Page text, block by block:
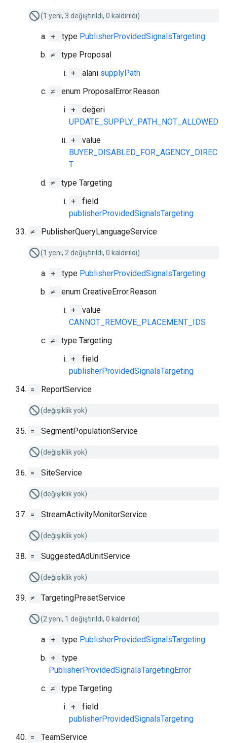
(1 yeni, 3 değiştirildi, 0 kaldırıldı)
+ type PublisherProvidedSignalsTargeting
≠
type Proposal
+
alanı supplyPath
≠
enum ProposalError.Reason
+
değeri
UPDATE_SUPPLY_PATH_NOT_ALLOWED
+
value
BUYER_DISABLED_FOR_AGENCY_DIREC
T
≠
type Targeting
+
field
publisherProvidedSignalsTargeting
≠
PublisherQueryLanguageService
(1 yeni, 2 değiştirildi, 0 kaldırıldı)
+ type PublisherProvidedSignalsTargeting
≠
enum CreativeError.Reason
+
value
CANNOT_REMOVE_PLACEMENT_IDS
≠
type Targeting
+
field
publisherProvidedSignalsTargeting
=
ReportService
(değişiklik yok)
= SegmentPopulationService
(değişiklik yok)
= SiteService
(değişiklik yok)
= StreamActivityMonitorService
(değişiklik yok)
= SuggestedAdUnitService
(değişiklik yok)
≠ TargetingPresetService
(2 yeni, 1 değiştirildi, 0 kaldırıldı)
+ type PublisherProvidedSignalsTargeting
+
type
PublisherProvidedSignalsTargetingError
≠
type Targeting
+
field
publisherProvidedSignalsTargeting
=
TeamService